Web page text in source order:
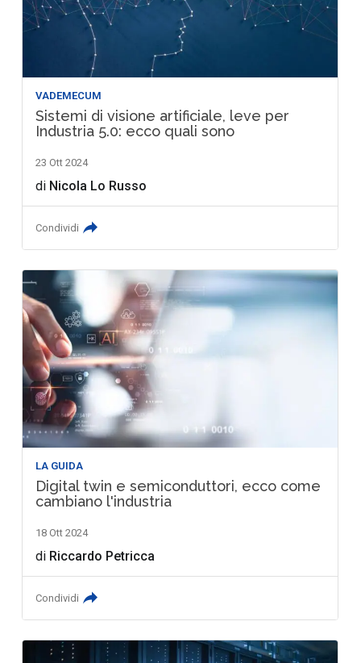
VADEMECUM
Sistemi di visione artificiale, leve per
Industria 5.0: ecco quali sono
23 Ott 2024
di Nicola Lo Russo
Condividi
LA GUIDA
Digital twin e semiconduttori, ecco come
cambiano l'industria
18 Ott 2024
di Riccardo Petricca
Condividi